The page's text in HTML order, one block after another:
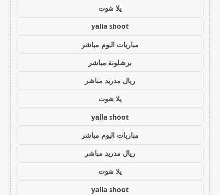
يلا شوت
yalla shoot
مباريات اليوم مباشر
برشلونة مباشر
ريال مدريد مباشر
يلا شوت
yalla shoot
مباريات اليوم مباشر
ريال مدريد مباشر
يلا شوت
yalla shoot